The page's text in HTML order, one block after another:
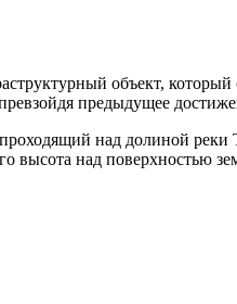
объект,
предыдущее
над долиной
высота над поверхностью